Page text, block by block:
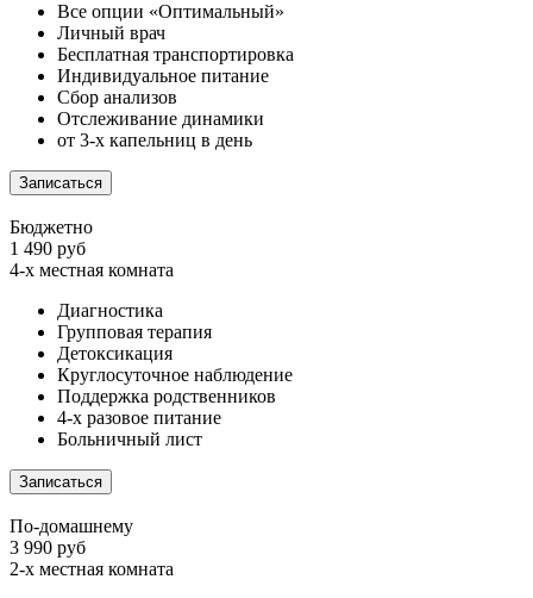
Все опции «Оптимальный»
Личный врач
Бесплатная транспортировка
Индивидуальное питание
Сбор анализов
Отслеживание динамики
от 3-х капельниц в день
Записаться
Бюджетно
1 490 руб
4-х местная комната
Диагностика
Групповая терапия
Детоксикация
Круглосуточное наблюдение
Поддержка родственников
4-х разовое питание
Больничный лист
Записаться
По-домашнему
3 990 руб
2-х местная комната